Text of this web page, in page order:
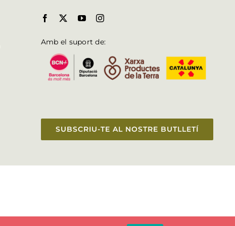
Amb el suport de:
SUBSCRIU-TE AL NOSTRE BUTLLETÍ